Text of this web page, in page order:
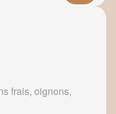
frais, oignons,